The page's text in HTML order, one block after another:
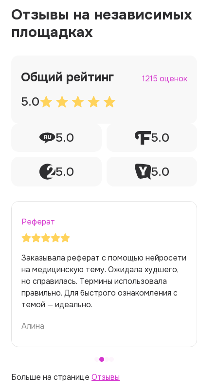
Отзывы на независимых
площадках
Общий рейтинг 1215 оценок
5.0
5.0 5.0
5.0 5.0
Реферат
Заказывала реферат с помощью нейросети
на медицинскую тему. Ожидала худшего,
но справилась. Термины использовала
правильно. Для быстрого ознакомления с
темой — идеально.
Алина
Больше на странице Отзывы